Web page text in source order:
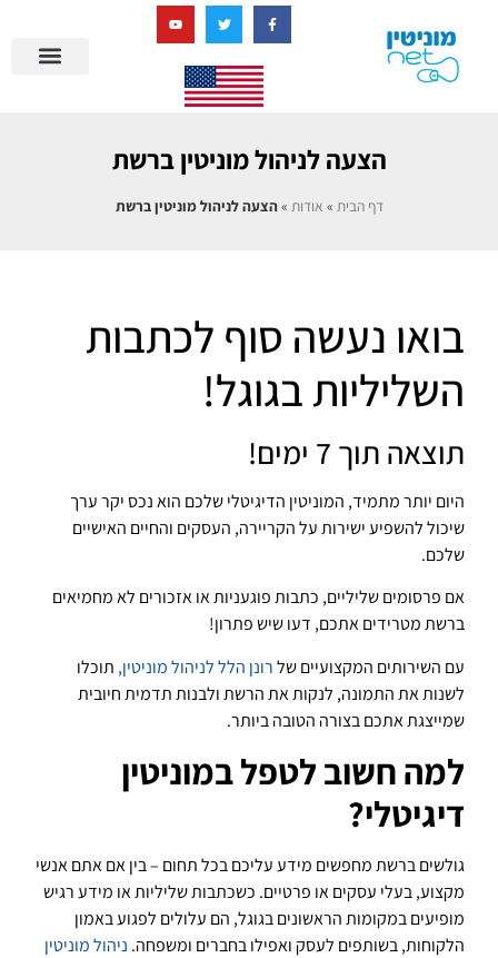
הצעה לניהול מוניטין ברשת
דף הבית » אודות »הצעה לניהול מוניטין ברשת
בואו נעשה סוף לכתבות
השליליות בגוגל!
תוצאה תוך 7 ימים!
היום יותר מתמיד, המוניטין הדיגיטלי שלכם הוא נכס יקר ערך
שיכול להשפיע ישירות על הקריירה, העסקים והחיים האישיים
שלכם.
אם פרסומים שליליים, כתבות פוגעניות או אזכורים לא מחמיאים
ברשת מטרידים אתכם, דעו שיש פתרון!
עם השירותים המקצועיים שלרונן הלל לניהול מוניטין, תוכלו
לשנות את התמונה, לנקות את הרשת ולבנות תדמית חיובית
שמייצגת אתכם בצורה הטובה ביותר.
למה חשוב לטפל במוניטין
דיגיטלי?
גולשים ברשת מחפשים מידע עליכם בכל תחום – בין אם אתם אנשי
מקצוע, בעלי עסקים או פרטיים. כשכתבות שליליות או מידע רגיש
מופיעים במקומות הראשונים בגוגל, הם עלולים לפגוע באמון
הלקוחות, בשותפים לעסק ואפילו בחברים ומשפחה. ניהול מוניטין